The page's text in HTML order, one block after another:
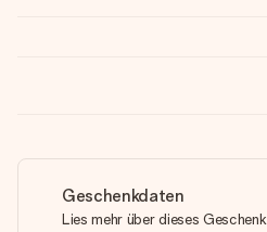
Geschenkdaten
Lies mehr über dieses Geschenk